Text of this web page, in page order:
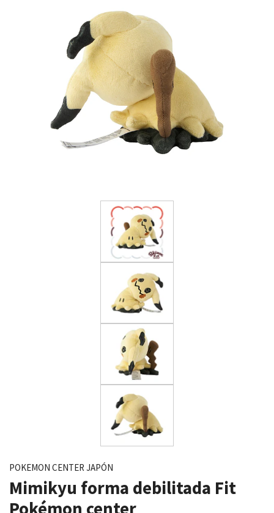
POKEMON CENTER JAPÓN
Mimikyu forma debilitada Fit
Pokémon center